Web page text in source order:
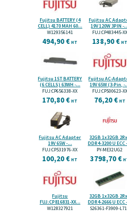
Fujitsu BATTERY (4
CELL) 4170 MAH 60...
W129356141
494,90 €HT
Fujitsu AC
19V 120W 3PIN -
FUJ:CP483445-XX
138,90 € HT
Fujitsu 1ST BATTERY
(6 CELLS) 63WH -...
FUJ:CP656338-XX
170,80 €HT
Fujitsu AC-
19V 65W (3-Pin, -
FUJ:CP500623-XX
76,20 € HT
Fujitsu AC Adapter
19V 65W -...
FUJ:CP531976-XX
100,20 €HT
32GB 1x32GB
DDR4-3200 U ECC
PY-ME32UG2
3798,70 €
Fujitsu
FUJ:CP816831-XX...
W128327921
32GB 1x32GB
DDR4-2666 U ECC
S26361-F3909-